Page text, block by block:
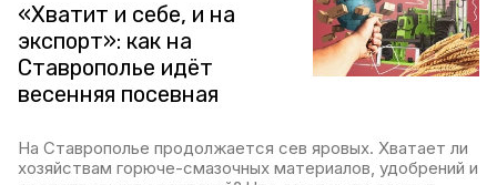
«Хватит и себе, и на
экспорт»: как на
Ставрополье идёт
весенняя посевная
На Ставрополье продолжается сев яровых. Хватает ли
хозяйствам горюче-смазочных материалов, удобрений и